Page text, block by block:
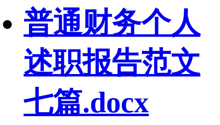
普通财务个人
述职报告范文
七篇.docx